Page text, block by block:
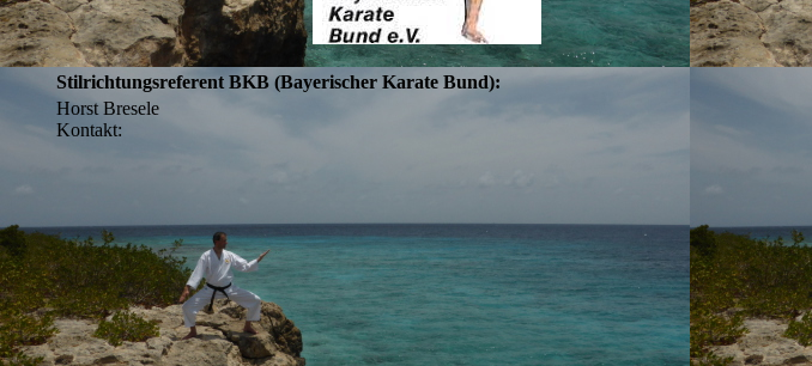
Stilrichtungsreferent BKB (Bayerischer Karate Bund):
Horst Bresele
Kontakt: